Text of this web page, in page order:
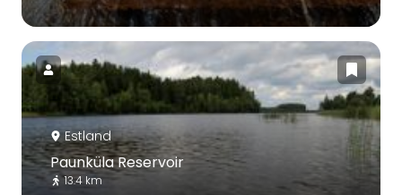
Estland
Paunküla Reservoir
13.4 km